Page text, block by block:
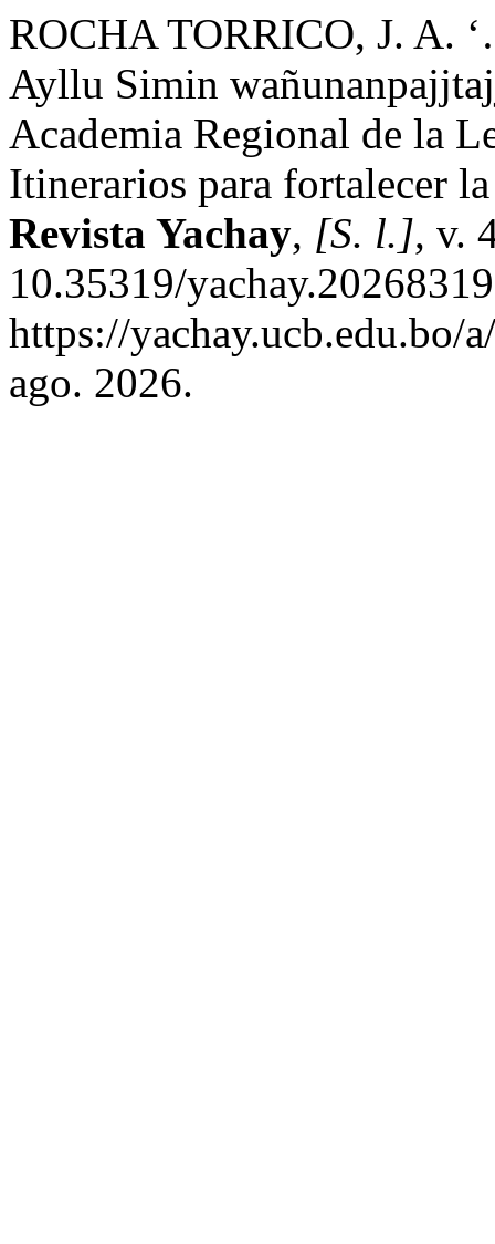
ROCHA TORRICO, J. A.
Ayllu Simin
Academia Regional de la
Itinerarios para fortalecer
Revista Yachay, [S. l.], v.
10.35319/
https://yachay.ucb.edu.bo/
ago. 2026.